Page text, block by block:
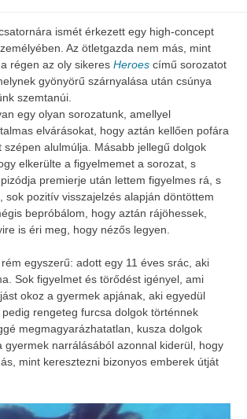
ismét érkezett egy high-concept
Az ötletgazda nem más, mint
régen az oly sikeres Heroes című sorozatot
gyönyörű szárnyalása után csúnya
szemtanúi.
egy olyan sorozatunk, amellyel
elvárásokat, hogy aztán kellően pofára
szépen alulmúlja. Másabb jellegű dolgok
elkerülte a figyelmemet a sorozat, s
premierje után lettem figyelmes rá, s
sok pozitív visszajelzés alapján döntöttem
bepróbálom, hogy aztán rájöhessek,
is éri meg, hogy nézős legyen.
egyszerű: adott egy 11 éves srác, aki
Sok figyelmet és törődést igényel, ami
okoz a gyermek apjának, aki egyedül
rengeteg furcsa dolgok történnek
megmagyarázhatatlan, kusza dolgok
gyermek narrálásából azonnal kiderül, hogy
mint keresztezni bizonyos emberek útját